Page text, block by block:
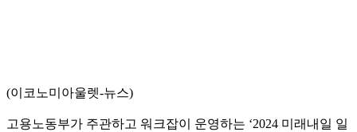
(이코노미아울렛-뉴스)
고용노동부가 주관하고 워크잡이 운영하는 ‘2024 미래내일 일